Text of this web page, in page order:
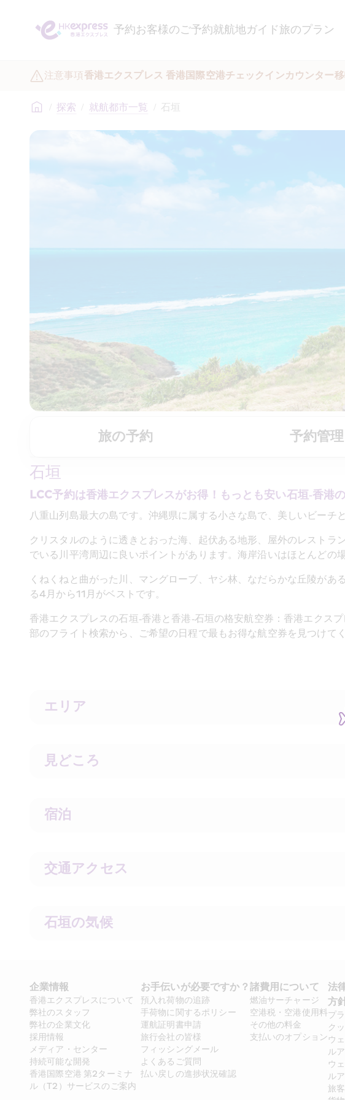
予約お客様のご予約就航地ガイド旅のプラン
注意事項香港エクスプレス 香港国際空港チェックインカウンター
/ 探索 / 就航都市一覧 / 石垣
旅の予約 予約管理
石垣
LCC予約は香港エクスプレスがお得！もっとも安い石垣‐香港
八重山列島最大の島です。沖縄県に属する小さな島で、美しいビーチ
クリスタルのように透きとおった海、起伏ある地形、屋外のレスト
でいる川平湾周辺に良いポイントがあります。海岸沿いはほとんどの
くねくねと曲がった川、マングローブ、ヤシ林、なだらかな丘陵が
る4月から11月がベストです。
香港エクスプレスの石垣‐香港と香港‐石垣の格安航空券：香港エク
部のフライト検索から、ご希望の日程で最もお得な航空券を見つけて
エリア
見どころ
宿泊
交通アクセス
石垣の気候
企業情報
香港エクスプレスについて
弊社のスタッフ
弊社の企業文化
採用情報
メディア・センター
持続可能な開発
香港国際空港 第2ターミナ
ル（T2）サービスのご案内
お手伝いが必要ですか？
預入れ荷物の追跡
手荷物に関するポリシー
運航証明書申請
旅行会社の皆様
フィッシングメール
よくあるご質問
払い戻しの進捗状況確認
諸費用について
燃油サーチャージ
空港税・空港使用料
その他の料金
支払いのオプション
法
方
プ
ク
ウ
ル
ウ
ル
旅